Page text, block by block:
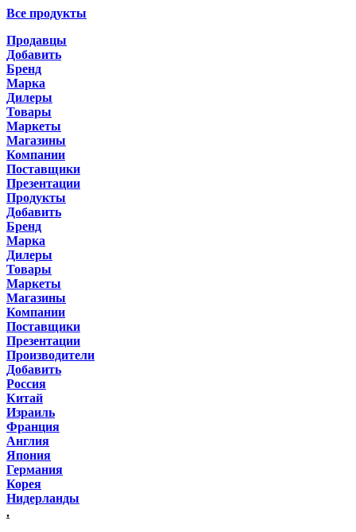
Все продукты
Продавцы
Добавить
Бренд
Марка
Дилеры
Товары
Маркеты
Магазины
Компании
Поставщики
Презентации
Продукты
Добавить
Бренд
Марка
Дилеры
Товары
Маркеты
Магазины
Компании
Поставщики
Презентации
Производители
Добавить
Россия
Китай
Израиль
Франция
Англия
Япония
Германия
Корея
Нидерланды
.